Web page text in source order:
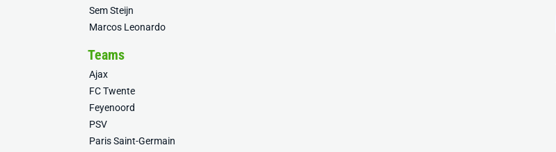
Sem Steijn
Marcos Leonardo
Teams
Ajax
FC Twente
Feyenoord
PSV
Paris Saint-Germain